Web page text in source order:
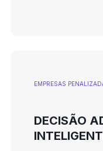
EMPRESAS
DECISÃO